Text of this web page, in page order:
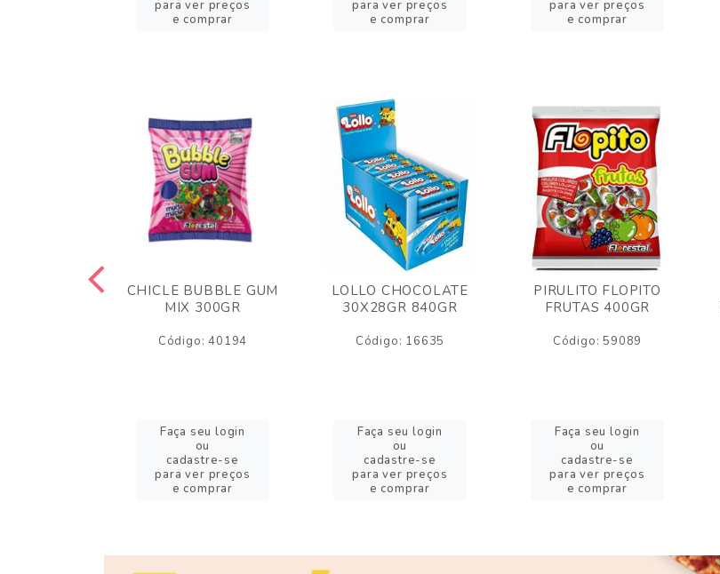
para ver preços
e comprar
para ver preços
e comprar
para ver preços
e comprar
CHICLE BUBBLE GUM
MIX 300GR
Código: 40194
Faça seu login
ou
cadastre-se
para ver preços
e comprar
LOLLO CHOCOLATE
30X28GR 840GR
Código: 16635
Faça seu login
ou
cadastre-se
para ver preços
e comprar
PIRULITO FLOPITO
FRUTAS 400GR
Código: 59089
Faça seu login
ou
cadastre-se
para ver preços
e comprar